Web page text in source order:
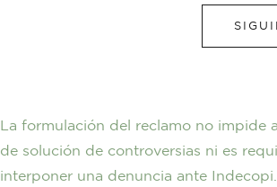
La formulación del reclamo no impide
de solución de controversias ni es
interponer una denuncia ante Indecopi.